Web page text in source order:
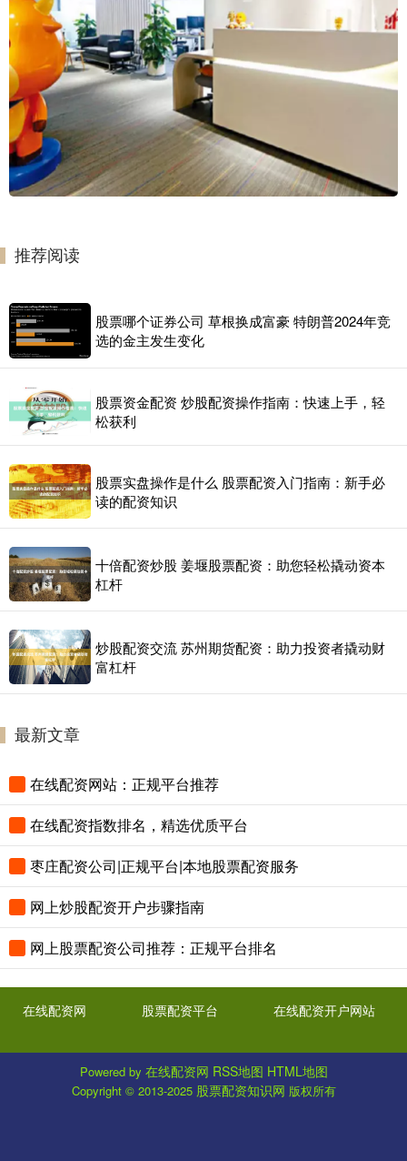
推荐阅读
股票哪个证券公司 草根换成富豪 特朗普2024年竞
选的金主发生变化
股票资金配资 炒股配资操作指南：快速上手，轻
松获利
股票实盘操作是什么 股票配资入门指南：新手必
读的配资知识
十倍配资炒股 姜堰股票配资：助您轻松撬动资本
杠杆
炒股配资交流 苏州期货配资：助力投资者撬动财
富杠杆
最新文章
在线配资网站：正规平台推荐
在线配资指数排名，精选优质平台
枣庄配资公司|正规平台|本地股票配资服务
网上炒股配资开户步骤指南
网上股票配资公司推荐：正规平台排名
在线配资网 股票配资平台 在线配资开户网站
Powered by 在线配资网 RSS地图 HTML地图
Copyright © 2013-2025 股票配资知识网 版权所有